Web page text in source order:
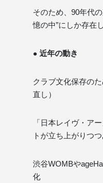
そのため、90年代
憶の中”にしか存在
● 近年の動き
クラブ文化保存の
直し）
「日本レイヴ・ア
トが立ち上がりつ
渋谷WOMBや
化